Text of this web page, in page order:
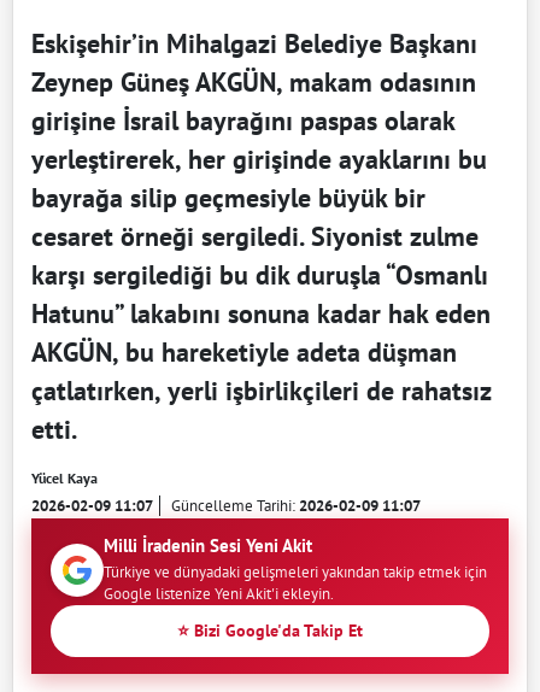
Eskişehir’in Mihalgazi Belediye Başkanı
Zeynep Güneş AKGÜN, makam odasının
girişine İsrail bayrağını paspas olarak
yerleştirerek, her girişinde ayaklarını bu
bayrağa silip geçmesiyle büyük bir
cesaret örneği sergiledi. Siyonist zulme
karşı sergilediği bu dik duruşla “Osmanlı
Hatunu” lakabını sonuna kadar hak eden
AKGÜN, bu hareketiyle adeta düşman
çatlatırken, yerli işbirlikçileri de rahatsız
etti.
Yücel Kaya
2026-02-09 11:07 Güncelleme Tarihi:2026-02-09 11:07
Milli İradenin Sesi Yeni Akit
Türkiye ve dünyadaki gelişmeleri yakından takip etmek için
Google listenize Yeni Akit'i ekleyin.
⭐ Bizi Google'da Takip Et